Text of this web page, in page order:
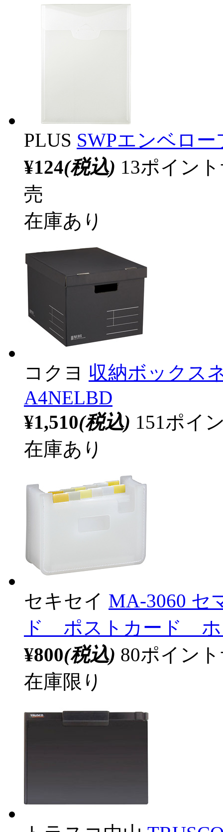
PLUS SWPエンベロー
¥124(税込) 13ポイン
売
在庫あり
コクヨ 収納ボックス
A4NELBD
¥1,510(税込) 151ポイ
在庫あり
セキセイ MA-3060
ド ポストカード ホ
¥800(税込) 80ポイン
在庫限り